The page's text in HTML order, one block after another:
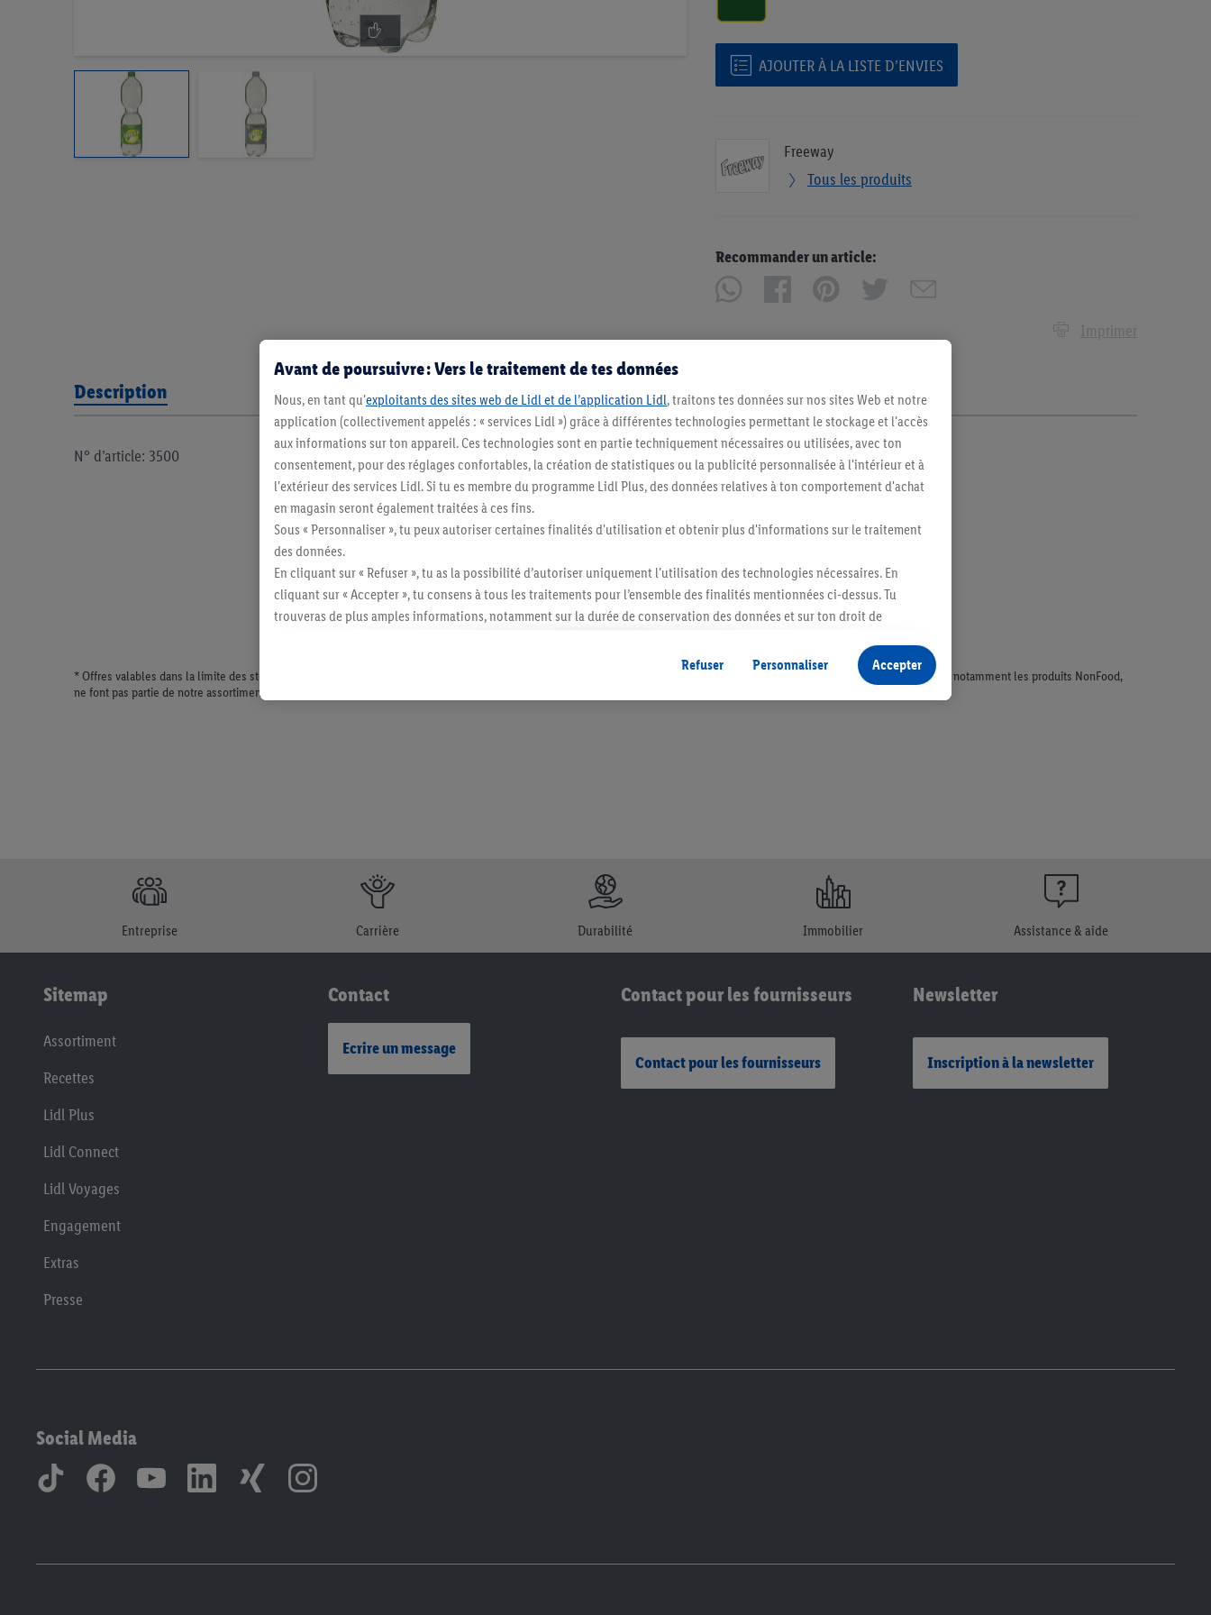
AJOUTER À LA LISTE D’ENVIES
Freeway
Tous les produits
Recommander un article:
Imprimer
Description
N° d’article: 3500
* Offres valables dans la limite des stocks disponibles. Vente limitée à des quantités usuelles pour un ménage. Vendu sans décoration. Les produits faisant l'objet de la publicité, notamment les produits NonFood,
ne font pas partie de notre assortiment de produits permanents. Ill. semblables.
Entreprise Carrière Durabilité Immobilier Assistance & aide
Sitemap
Assortiment
Recettes
Lidl Plus
Lidl Connect
Lidl Voyages
Engagement
Extras
Presse
Contact
Ecrire un message
Contact pour les fournisseurs
Contact pour les fournisseurs
Newsletter
Inscription à la newsletter
Social Media
Avant de poursuivre : Vers le traitement de tes données
Nous, en tant qu'exploitants des sites web de Lidl et de l’application Lidl, traitons tes données sur nos sites Web et notre
application (collectivement appelés : « services Lidl ») grâce à différentes technologies permettant le stockage et l'accès
aux informations sur ton appareil. Ces technologies sont en partie techniquement nécessaires ou utilisées, avec ton
consentement, pour des réglages confortables, la création de statistiques ou la publicité personnalisée à l'intérieur et à
l'extérieur des services Lidl. Si tu es membre du programme Lidl Plus, des données relatives à ton comportement d'achat
en magasin seront également traitées à ces fins.
Sous « Personnaliser », tu peux autoriser certaines finalités d'utilisation et obtenir plus d'informations sur le traitement
des données.
En cliquant sur « Refuser », tu as la possibilité d’autoriser uniquement l'utilisation des technologies nécessaires. En
cliquant sur « Accepter », tu consens à tous les traitements pour l’ensemble des finalités mentionnées ci-dessus. Tu
trouveras de plus amples informations, notamment sur la durée de conservation des données et sur ton droit de
Refuser Personnaliser Accepter